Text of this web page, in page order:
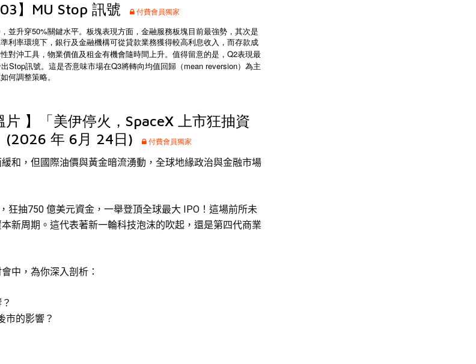
】MU Stop 訊號 付費會員獨家
並升穿50%關鍵水平。板塊表現方面，金融服務板塊目前最強勢，其次是
利率環境下，銀行及金融機構可從貸款業務獲得較高利息收入，而存款成
對沖工具，物業價值及租金有機會隨時間上升。值得留意的是， Q2表現最
Stop訊號。這是否意味市場在Q3將轉向均值回歸（ mean reversion）為主
何調整策略。
片 】「美伊停火，SpaceX 上市狂抽資
(2026 年 6月 24日)
付費會員獨家
和，但國際油價與黃金暗流湧動，全球地緣政治與金融市場
狂抽750 億美元資金，一舉登頂全球最大 IPO！這場前所未
新周期。這代表著新一輪科技泡沫的吹起，還是第四代商業
中，為你深入剖析：
市的影響？